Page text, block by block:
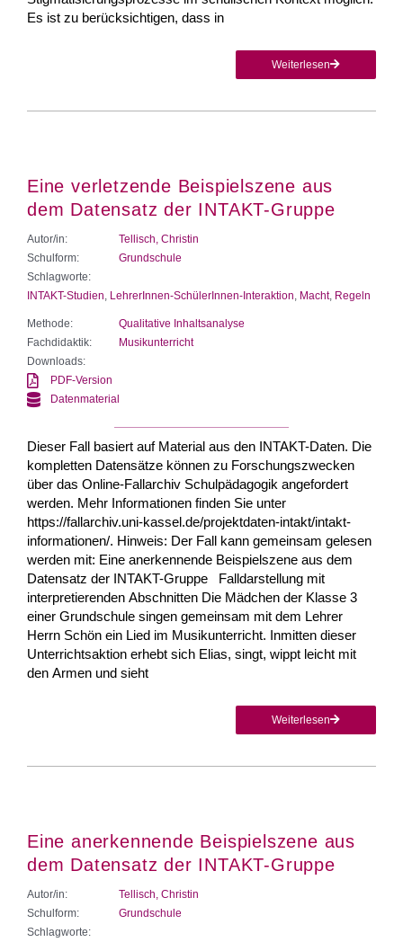
Es ist zu berücksichtigen, dass in
Weiterlesen
Eine verletzende Beispielszene aus
dem Datensatz der INTAKT-Gruppe
Autor/in:
Tellisch, Christin
Schulform:
Grundschule
Schlagworte:
INTAKT-Studien LehrerInnen-SchülerInnen-Interaktion Macht, Regeln
Methode:
Qualitative Inhaltsanalyse
Fachdidaktik:
Musikunterricht
Downloads:
PDF-Version
Datenmaterial
Dieser Fall basiert auf Material aus den INTAKT-Daten. Die
kompletten Datensätze können zu Forschungszwecken
über das Online-Fallarchiv Schulpädagogik angefordert
werden. Mehr Informationen finden Sie unter
https://fallarchiv.uni-kassel.de/projektdaten-intakt/intakt-
informationen/. Hinweis: Der Fall kann gemeinsam gelesen
werden mit: Eine anerkennende Beispielszene aus dem
Datensatz der INTAKT-Gruppe Falldarstellung mit
interpretierenden Abschnitten Die Mädchen der Klasse 3
einer Grundschule singen gemeinsam mit dem Lehrer
Herrn Schön ein Lied im Musikunterricht. Inmitten dieser
Unterrichtsaktion erhebt sich Elias, singt, wippt leicht mit
den Armen und sieht
Weiterlesen
Eine anerkennende Beispielszene aus
dem Datensatz der INTAKT-Gruppe
Autor/in:
Tellisch, Christin
Schulform:
Grundschule
Schlagworte: